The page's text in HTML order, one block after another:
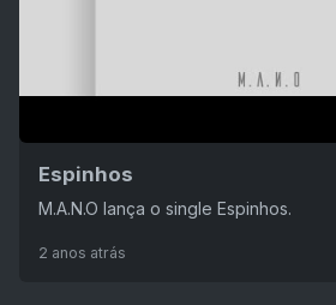
Espinhos
M.A.N.O lança o single Espinhos.
2 anos atrás